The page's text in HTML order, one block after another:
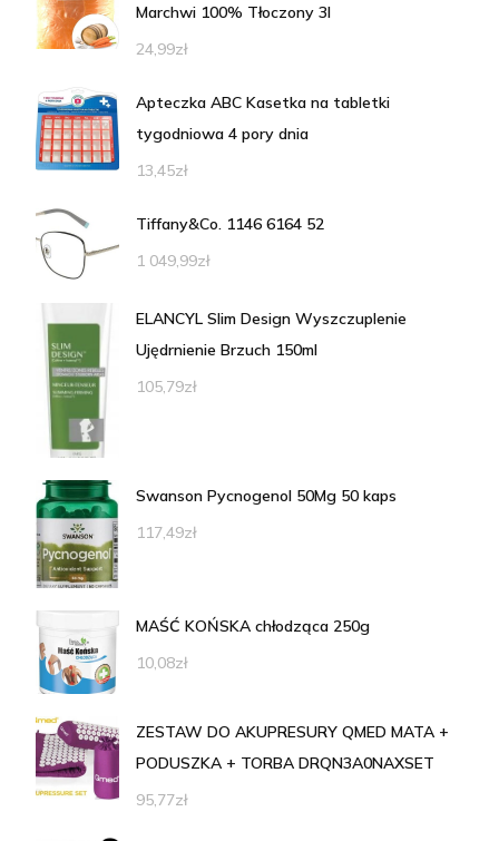
Marchwi 100% Tłoczony 3l
24,99zł
Apteczka ABC Kasetka na tabletki
tygodniowa 4 pory dnia
13,45zł
Tiffany&Co. 1146 6164 52
1 049,99zł
ELANCYL Slim Design Wyszczuplenie
Ujędrnienie Brzuch 150ml
105,79zł
Swanson Pycnogenol 50Mg 50 kaps
117,49zł
MAŚĆ KOŃSKA chłodząca 250g
10,08zł
ZESTAW DO AKUPRESURY QMED MATA +
PODUSZKA + TORBA DRQN3A0NAXSET
95,77zł